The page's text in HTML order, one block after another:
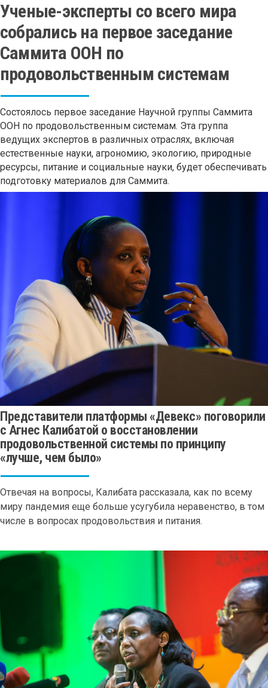
Ученые-эксперты со всего мира
собрались на первое заседание
Саммита ООН по
продовольственным системам
Состоялось первое заседание Научной группы Саммита
ООН по продовольственным системам. Эта группа
ведущих экспертов в различных отраслях, включая
естественные науки, агрономию, экологию, природные
ресурсы, питание и социальные науки, будет обеспечивать
подготовку материалов для Саммита.
Представители платформы «Девекс» поговорили
с Агнес Калибатой о восстановлении
продовольственной системы по принципу
«лучше, чем было»
Отвечая на вопросы, Калибата рассказала, как по всему
миру пандемия еще больше усугубила неравенство, в том
числе в вопросах продовольствия и питания.